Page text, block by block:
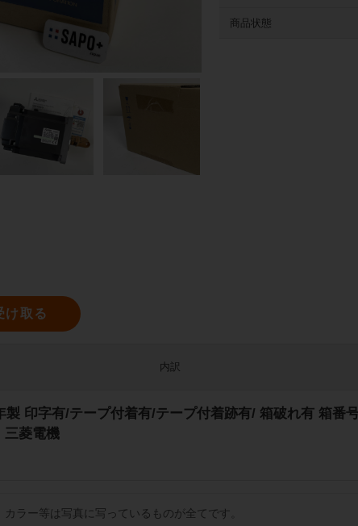
商品状態
け取る
内訳
製 印字有/テープ付着有/テープ付着跡有/ 箱破れ有 箱番
三菱電機
ラー等は写真に写っているものが全てです。